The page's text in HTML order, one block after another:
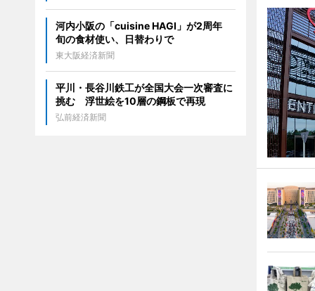
河内小阪の「cuisine HAGI」が2周年
旬の食材使い、日替わりで
東大阪経済新聞
平川・長谷川鉄工が全国大会一次審査に
挑む 浮世絵を10層の鋼板で再現
弘前経済新聞